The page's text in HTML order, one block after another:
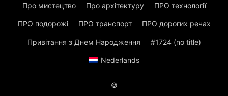
Про мистецтво Про архітектуру ПРО технології
ПРО подорожі ПРО транспорт ПРО дорогих речах
Привітання з Днем Народження #1724 (no title)
Nederlands
©